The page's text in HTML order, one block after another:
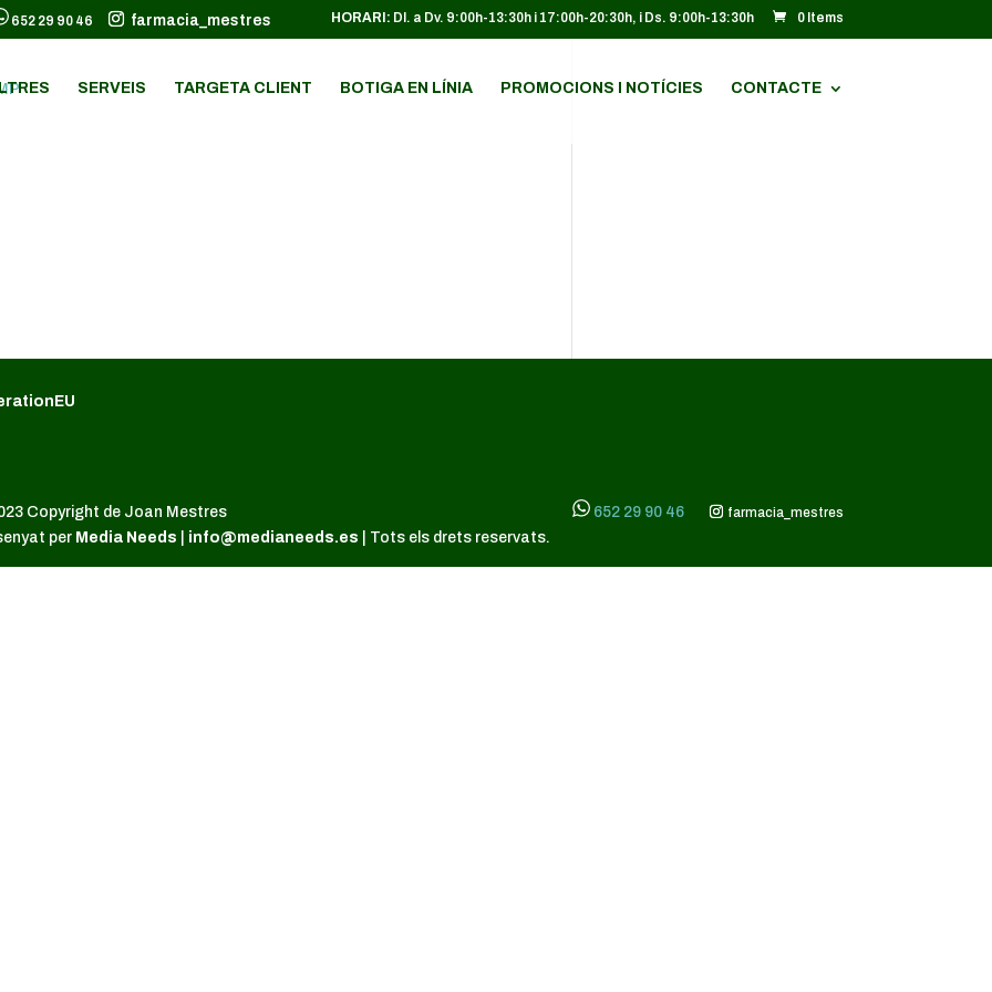
652 29 90 46 farmacia_mestres HORARI: Dl. a Dv. 9:00h-13:30h i 17:00h-20:30h, i Ds. 9:00h-13:30h 0 Items
SERVEIS TARGETA CLIENT BOTIGA EN LÍNIA PROMOCIONS I NOTÍCIES CONTACTE
652 29 90 46 farmacia_mestres
Copyright de Joan Mestres
per Media Needs info@medianeeds.es | Tots els drets reservats.